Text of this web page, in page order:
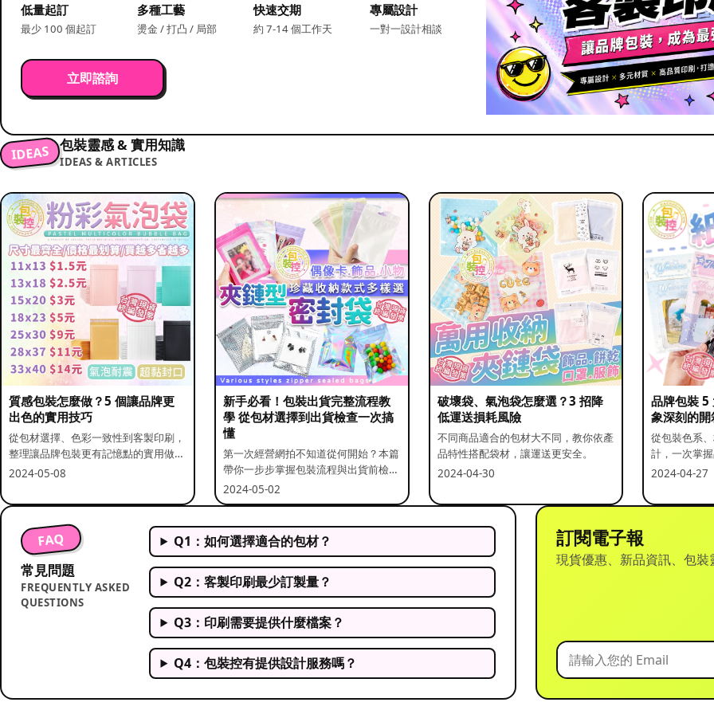
低量起訂
最少 100 個起訂
多種工藝
燙金 / 打凸 / 局部
快速交期
約 7-14 個工作天
專屬設計
一對一設計相談
立即諮詢
IDEAS 包裝靈感 & 實用知識
IDEAS & ARTICLES
質感包裝怎麼做？5 個讓品牌更
出色的實用技巧
從包材選擇、色彩一致性到客製印刷，
整理讓品牌包裝更有記憶點的實用做
法。
2024-05-08
新手必看！包裝出貨完整流程教
學 從包材選擇到出貨檢查一次搞
懂
第一次經營網拍不知道從何開始？本篇
帶你一步步掌握包裝流程與出貨前檢查
重點。
2024-05-02
破壞袋、氣泡袋怎麼選？3 招降
低運送損耗風險
不同商品適合的包材大不同，教你依產
品特性搭配袋材，讓運送更安全。
2024-04-30
品牌包裝 5
象深刻的
從包裝色系
計，一次掌
2024-04-27
FAQ
常見問題
FREQUENTLY ASKED
QUESTIONS
Q1：如何選擇適合的包材？
Q2：客製印刷最少訂製量？
Q3：印刷需要提供什麼檔案？
Q4：包裝控有提供設計服務嗎？
訂閱電子報
現貨優惠、新品資訊、包裝